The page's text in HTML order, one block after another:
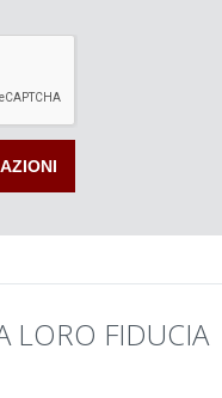
LORO FIDUCIA